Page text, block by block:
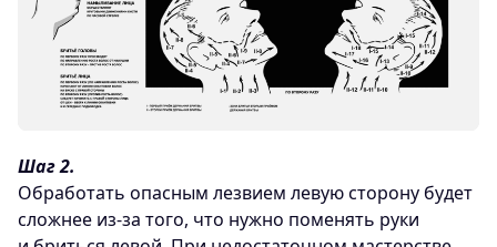
Шаг 2.
Обработать опасным лезвием левую сторону будет
сложнее из-за того, что нужно поменять руки